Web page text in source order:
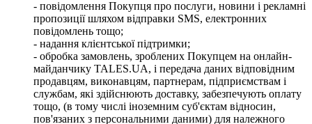
- повідомлення Покупця про послуги, новини і рекламні
пропозиції шляхом відправки SMS, електронних
повідомлень тощо;
- надання клієнтської підтримки;
- обробка замовлень, зроблених Покупцем на онлайн-
майданчику TALES.UA, і передача даних відповідним
продавцям, виконавцям, партнерам, підприємствам і
службам, які здійснюють доставку, забезпечують оплату
тощо, (в тому числі іноземним суб'єктам відносин,
пов'язаних з персональними даними) для належного